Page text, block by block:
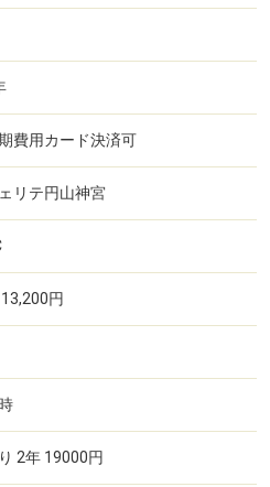
費用カード決済可
リテ円山神宮
円
2年 19000円